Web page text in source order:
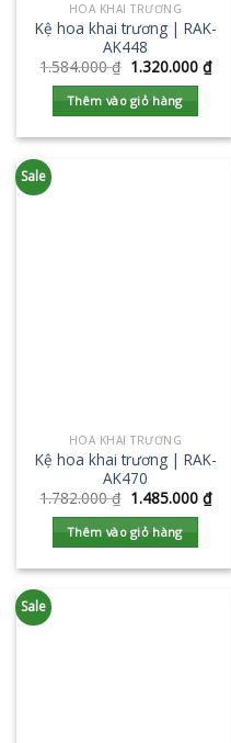
HOA KHAI TRƯƠNG
Kệ hoa khai trương | RAK-
AK448
1.584.000₫ 1.320.000 ₫
Thêm vào giỏ hàng
Sale
HOA KHAI TRƯƠNG
Kệ hoa khai trương | RAK-
AK470
1.782.000₫ 1.485.000 ₫
Thêm vào giỏ hàng
Sale